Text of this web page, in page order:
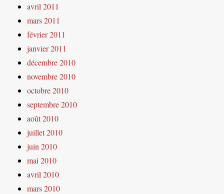
avril 2011
mars 2011
février 2011
janvier 2011
décembre 2010
novembre 2010
octobre 2010
septembre 2010
août 2010
juillet 2010
juin 2010
mai 2010
avril 2010
mars 2010